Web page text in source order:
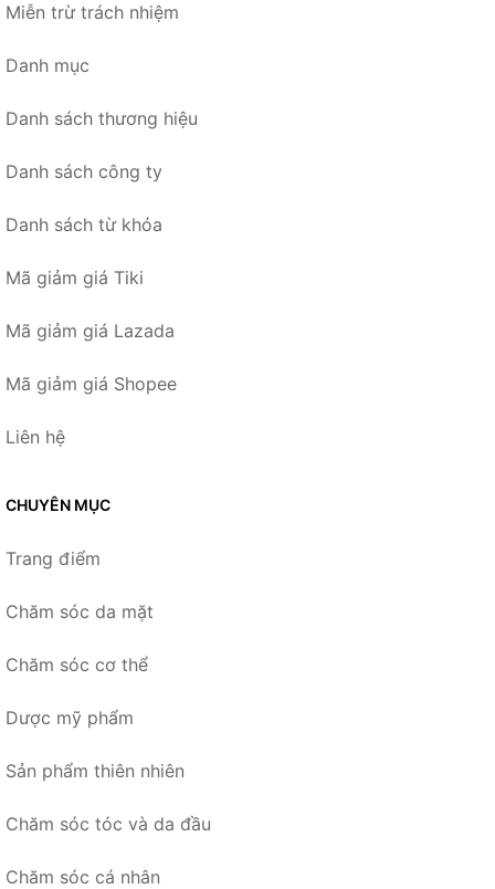
Miễn trừ trách nhiệm
Danh mục
Danh sách thương hiệu
Danh sách công ty
Danh sách từ khóa
Mã giảm giá Tiki
Mã giảm giá Lazada
Mã giảm giá Shopee
Liên hệ
CHUYÊN MỤC
Trang điểm
Chăm sóc da mặt
Chăm sóc cơ thể
Dược mỹ phẩm
Sản phẩm thiên nhiên
Chăm sóc tóc và da đầu
Chăm sóc cá nhân